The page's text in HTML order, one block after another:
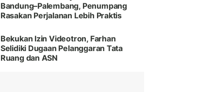
Bandung–Palembang, Penumpang
Rasakan Perjalanan Lebih Praktis
Bekukan Izin Videotron, Farhan
Selidiki Dugaan Pelanggaran Tata
Ruang dan ASN